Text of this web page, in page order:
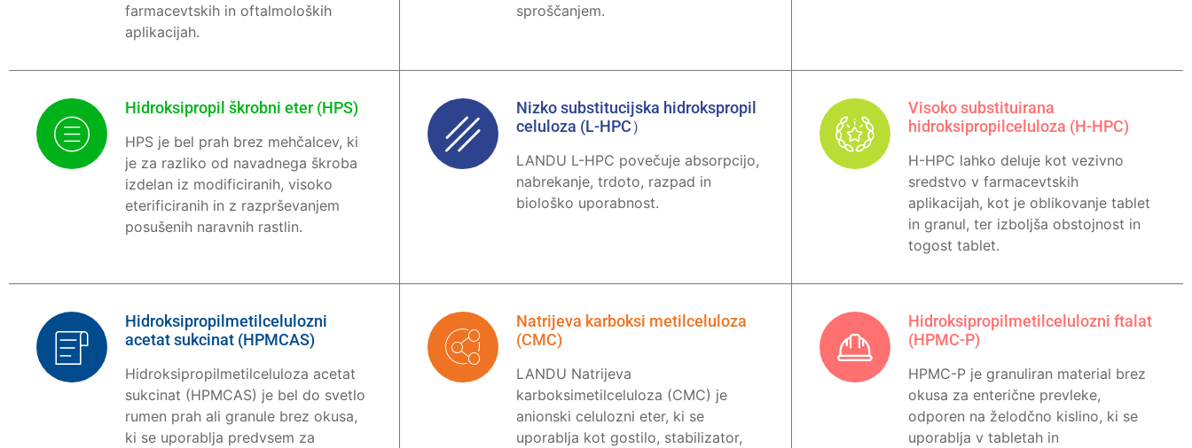
farmacevtskih in oftalmoloških
aplikacijah.
sproščanjem.
Hidroksipropil škrobni eter (HPS)
HPS je bel prah brez mehčalcev, ki
je za razliko od navadnega škroba
izdelan iz modificiranih, visoko
eterificiranih in z razprševanjem
posušenih naravnih rastlin.
Nizko substitucijska hidrokspropil
celuloza (L-HPC）
LANDU L-HPC povečuje absorpcijo,
nabrekanje, trdoto, razpad in
biološko uporabnost.
Visoko substituirana
hidroksipropilceluloza (H-HPC)
H-HPC lahko deluje kot vezivno
sredstvo v farmacevtskih
aplikacijah, kot je oblikovanje tablet
in granul, ter izboljša obstojnost in
togost tablet.
Hidroksipropilmetilcelulozni
acetat sukcinat (HPMCAS)
Hidroksipropilmetilceluloza acetat
sukcinat (HPMCAS) je bel do svetlo
rumen prah ali granule brez okusa,
ki se uporablja predvsem za
Natrijeva karboksi metilceluloza
(CMC)
LANDU Natrijeva
karboksimetilceluloza (CMC) je
anionski celulozni eter, ki se
uporablja kot gostilo, stabilizator,
Hidroksipropilmetilcelulozni ftalat
(HPMC-P)
HPMC-P je granuliran material brez
okusa za enterične prevleke,
odporen na želodčno kislino, ki se
uporablja v tabletah in